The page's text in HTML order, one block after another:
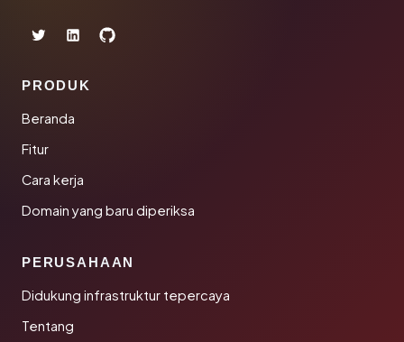
PRODUK
Beranda
Fitur
Cara kerja
Domain yang baru diperiksa
PERUSAHAAN
Didukung infrastruktur tepercaya
Tentang